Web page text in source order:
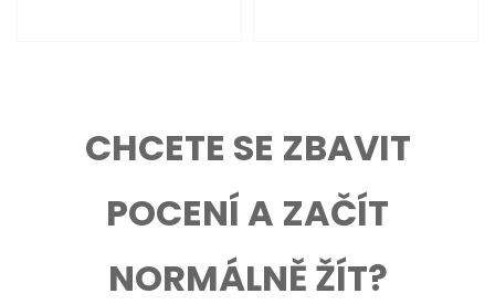
CHCETE SE ZBAVIT
POCENÍ A ZAČÍT
NORMÁLNĚ ŽÍT?